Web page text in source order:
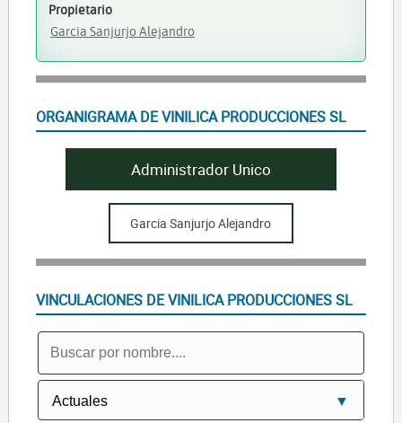
Propietario
Garcia Sanjurjo Alejandro
ORGANIGRAMA DE VINILICA PRODUCCIONES SL
Administrador Unico
Garcia Sanjurjo Alejandro
VINCULACIONES DE VINILICA PRODUCCIONES SL